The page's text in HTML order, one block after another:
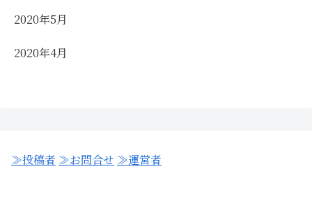
2020年5月
2020年4月
≫投稿者 ≫お問合せ ≫運営者